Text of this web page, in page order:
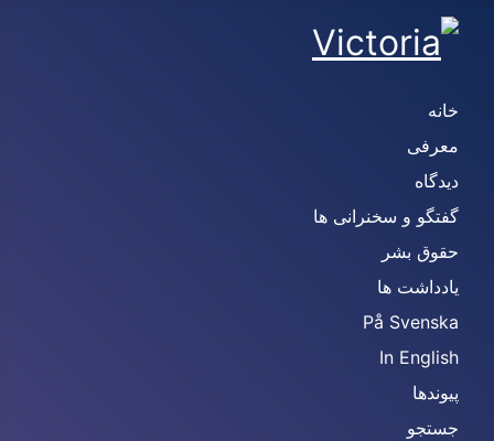
خانه
معرفی
دیدگاه
گفتگو و سخنرانی ها
حقوق بشر
یادداشت ها
På Svenska
In English
پیوندها
جستجو